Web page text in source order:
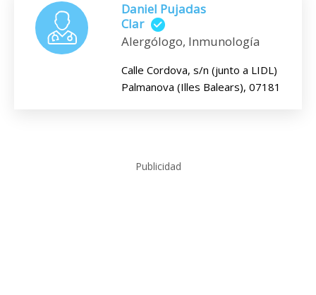
Daniel Pujadas
Clar
Alergólogo, Inmunología
Calle Cordova, s/n (junto a LIDL)
Palmanova (Illes Balears), 07181
Publicidad